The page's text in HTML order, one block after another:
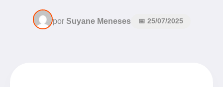
por Suyane Meneses 📅 25/07/2025